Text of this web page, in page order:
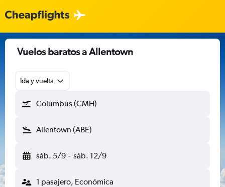
Vuelos baratos a Allentown
Ida y vuelta
Columbus (CMH)
Allentown (ABE)
sáb. 5/9 - sáb. 12/9
1 pasajero, Económica